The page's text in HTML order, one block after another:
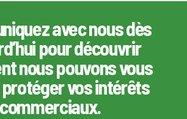
avec nous dès
pour découvrir
nous pouvons vous
vos intérêts
commerciaux.